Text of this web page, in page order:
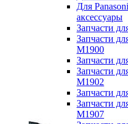
Для
аксессуары
Запчасти
Запчасти
M1900
Запчасти
Запчасти
M1902
Запчасти
Запчасти
M1907